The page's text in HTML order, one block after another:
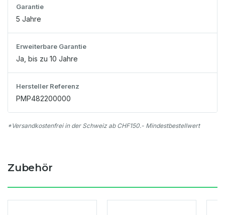
Garantie
5 Jahre
Erweiterbare Garantie
Ja, bis zu 10 Jahre
Hersteller Referenz
PMP482200000
*Versandkostenfrei in der Schweiz ab CHF150.- Mindestbestellwert
Zubehör